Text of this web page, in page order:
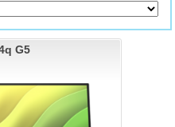
G5